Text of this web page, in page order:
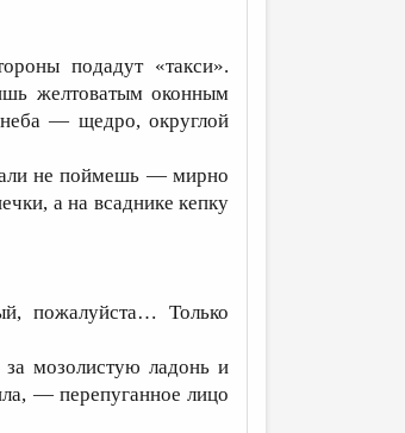
подадут «такси».
желтоватым оконным
неба — щедро, округлой
не поймешь — мирно
а на всаднике кепку
пожалуйста… Только
мозолистую ладонь и
— перепуганное лицо